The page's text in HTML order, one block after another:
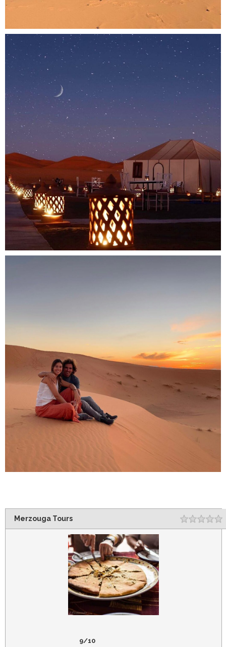
Merzouga Tours Rating
9/10